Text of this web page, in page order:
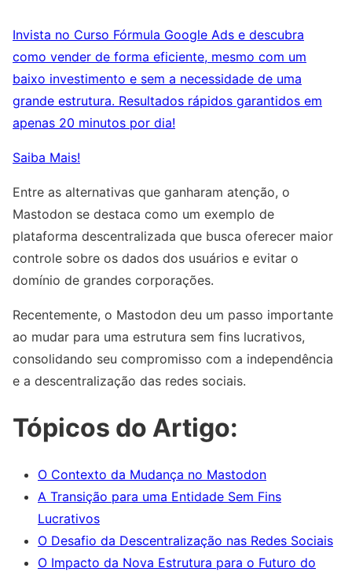
Invista no Curso Fórmula Google Ads e descubra
como vender de forma eficiente, mesmo com um
baixo investimento e sem a necessidade de uma
grande estrutura. Resultados rápidos garantidos em
apenas 20 minutos por dia!
Saiba Mais!
Entre as alternativas que ganharam atenção, o
Mastodon se destaca como um exemplo de
plataforma descentralizada que busca oferecer maior
controle sobre os dados dos usuários e evitar o
domínio de grandes corporações.
Recentemente, o Mastodon deu um passo importante
ao mudar para uma estrutura sem fins lucrativos,
consolidando seu compromisso com a independência
e a descentralização das redes sociais.
Tópicos do Artigo:
O Contexto da Mudança no Mastodon
A Transição para uma Entidade Sem Fins
Lucrativos
O Desafio da Descentralização nas Redes Sociais
O Impacto da Nova Estrutura para o Futuro do